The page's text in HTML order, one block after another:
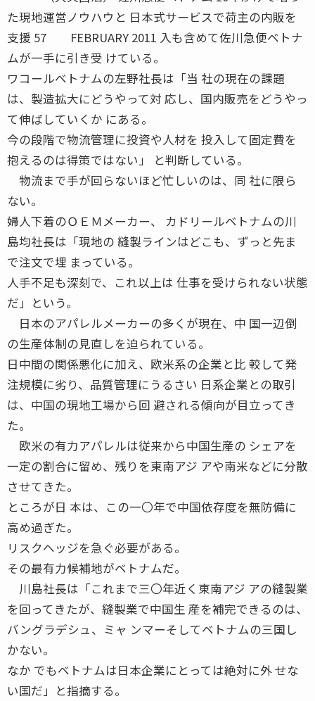
た現地運営ノウハウと 日本式サービスで荷主の内販を
支援 57 FEBRUARY 2011 入も含めて佐川急便ベトナ
ムが一手に引き受 けている。
ワコールベトナムの左野社長は「当 社の現在の課題
は、製造拡大にどうやって対 応し、国内販売をどうやっ
て伸ばしていくか にある。
今の段階で物流管理に投資や人材を 投入して固定費を
抱えるのは得策ではない」 と判断している。
物流まで手が回らないほど忙しいのは、同 社に限ら
ない。
婦人下着のＯＥＭメーカー、 カドリールベトナムの川
島均社長は「現地の 縫製ラインはどこも、ずっと先ま
で注文で埋 まっている。
人手不足も深刻で、これ以上は 仕事を受けられない状態
だ」という。
日本のアパレルメーカーの多くが現在、中 国一辺倒
の生産体制の見直しを迫られている。
日中間の関係悪化に加え、欧米系の企業と比 較して発
注規模に劣り、品質管理にうるさい 日系企業との取引
は、中国の現地工場から回 避される傾向が目立ってき
た。
欧米の有力アパレルは従来から中国生産の シェアを
一定の割合に留め、残りを東南アジ アや南米などに分散
させてきた。
ところが日 本は、この一〇年で中国依存度を無防備に
高め過ぎた。
リスクヘッジを急ぐ必要がある。
その最有力候補地がベトナムだ。
川島社長は「これまで三〇年近く東南アジ アの縫製業
を回ってきたが、縫製業で中国生 産を補完できるのは、
バングラデシュ、ミャ ンマーそしてベトナムの三国し
かない。
なか でもベトナムは日本企業にとっては絶対に外 せな
い国だ」と指摘する。